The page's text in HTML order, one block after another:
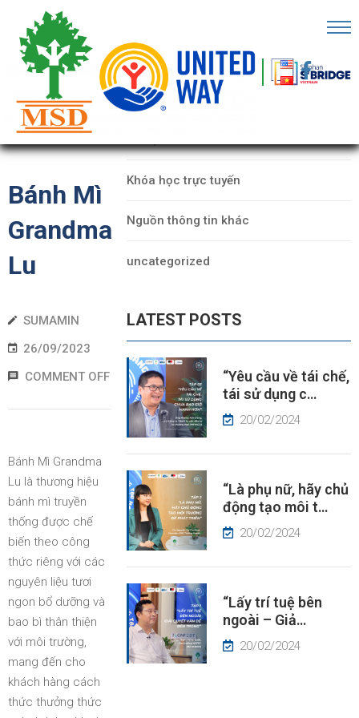
Bánh Mì
Grandma
Lu
SUMAMIN
26/09/2023
COMMENT OFF
Bánh Mì Grandma
Lu là thương hiệu
bánh mì truyền
thống được chế
biến theo công
thức riêng với các
nguyên liệu tươi
ngon bổ dưỡng và
bao bì thân thiện
với môi trường,
mang đến cho
khách hàng cách
thức thưởng thức
CATEGORIES
Khóa học trực tuyến
Nguồn thông tin khác
uncategorized
LATEST POSTS
“Yêu cầu về tái chế,
tái sử dụng c…
20/02/2024
“Là phụ nữ, hãy chủ
động tạo môi t…
20/02/2024
“Lấy trí tuệ bên
ngoài – Giả…
20/02/2024